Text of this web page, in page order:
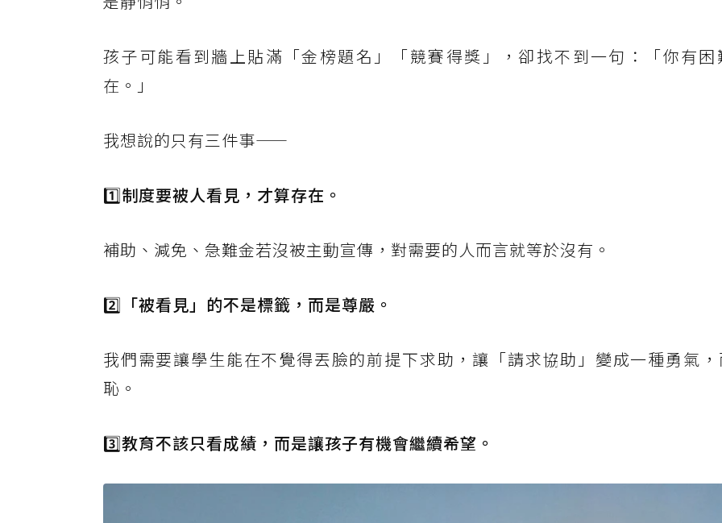
孩子可能看到牆上貼滿「金榜題名」「競賽得獎」，卻找不到一句：「你有困
在。」
我想說的只有三件事——
1️⃣制度要被人看見，才算存在。
補助、減免、急難金若沒被主動宣傳，對需要的人而言就等於沒有。
2️⃣ 「被看見」的不是標籤，而是尊嚴。
我們需要讓學生能在不覺得丟臉的前提下求助，讓「請求協助」變成一種勇氣
恥。
3️⃣教育不該只看成績，而是讓孩子有機會繼續希望。